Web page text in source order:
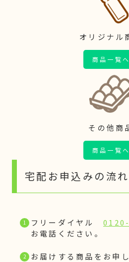
オリジナル
商品一覧へ
その他商
商品一覧へ
宅配お申込みの流れ
フリーダイヤル
お電話ください。
お届けする商品をお申